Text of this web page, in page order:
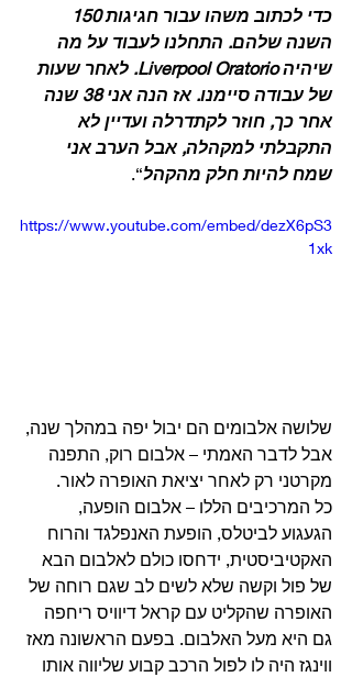
השנה שלהם. התחלנו לעבוד על מה
שיהיה Liverpool Oratorio. לאחר שעות
של עבודה סיימנו. אז הנה אני 38 שנה
אחר כך, חוזר לקתדרלה ועדיין לא
התקבלתי למקהלה, אבל הערב אני
שמח להיות חלק מהקהל“.
https://www.youtube.com/embed/dezX6pS3
1xk
שלושה אלבומים הם יבול יפה במהלך שנה,
אבל לדבר האמתי – אלבום רוק, התפנה
מקרטני רק לאחר יציאת האופרה לאור.
כל המרכיבים הללו – אלבום הופעה,
הגעגוע לביטלס, הופעת האנפלגד והרוח
האקטיביסטית, ידחסו כולם לאלבום הבא
של פול וקשה שלא לשים לב שגם רוחה של
האופרה שהקליט עם קראל דיוויס ריחפה
גם היא מעל האלבום. בפעם הראשונה מאז
ווינגז היה לו לפול הרכב קבוע שליווה אותו